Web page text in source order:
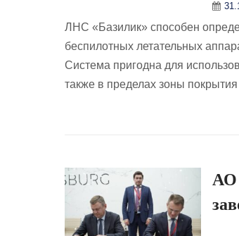
ЛНС «Базилик» способен
беспилотных летательных
Система пригодна для
также в пределах зоны
АО